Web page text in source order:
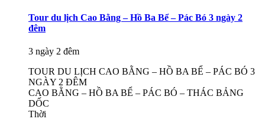
Tour du lịch Cao Bằng – Hồ Ba Bể – Pác Bó 3 ngày 2
đêm
3 ngày 2 đêm
TOUR DU LỊCH CAO BẰNG – HỒ BA BỂ – PÁC BÓ 3
NGÀY 2 ĐÊM
CAO BẰNG – HỒ BA BỂ – PÁC BÓ – THÁC BẢNG
DỐC
Thời